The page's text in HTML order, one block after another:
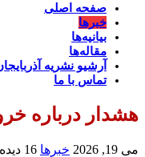
صفحه اصلی
خبرها
بیانیه‌ها
مقاله‌ها
آرشیو نشریه
تماس با ما
هشدار درباره
می 19, 2026 خبرها 16 دیده شده